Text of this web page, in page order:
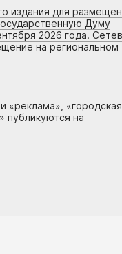
издания для
Думу
2026 года.
на региональном
«реклама», «городская
публикуются на